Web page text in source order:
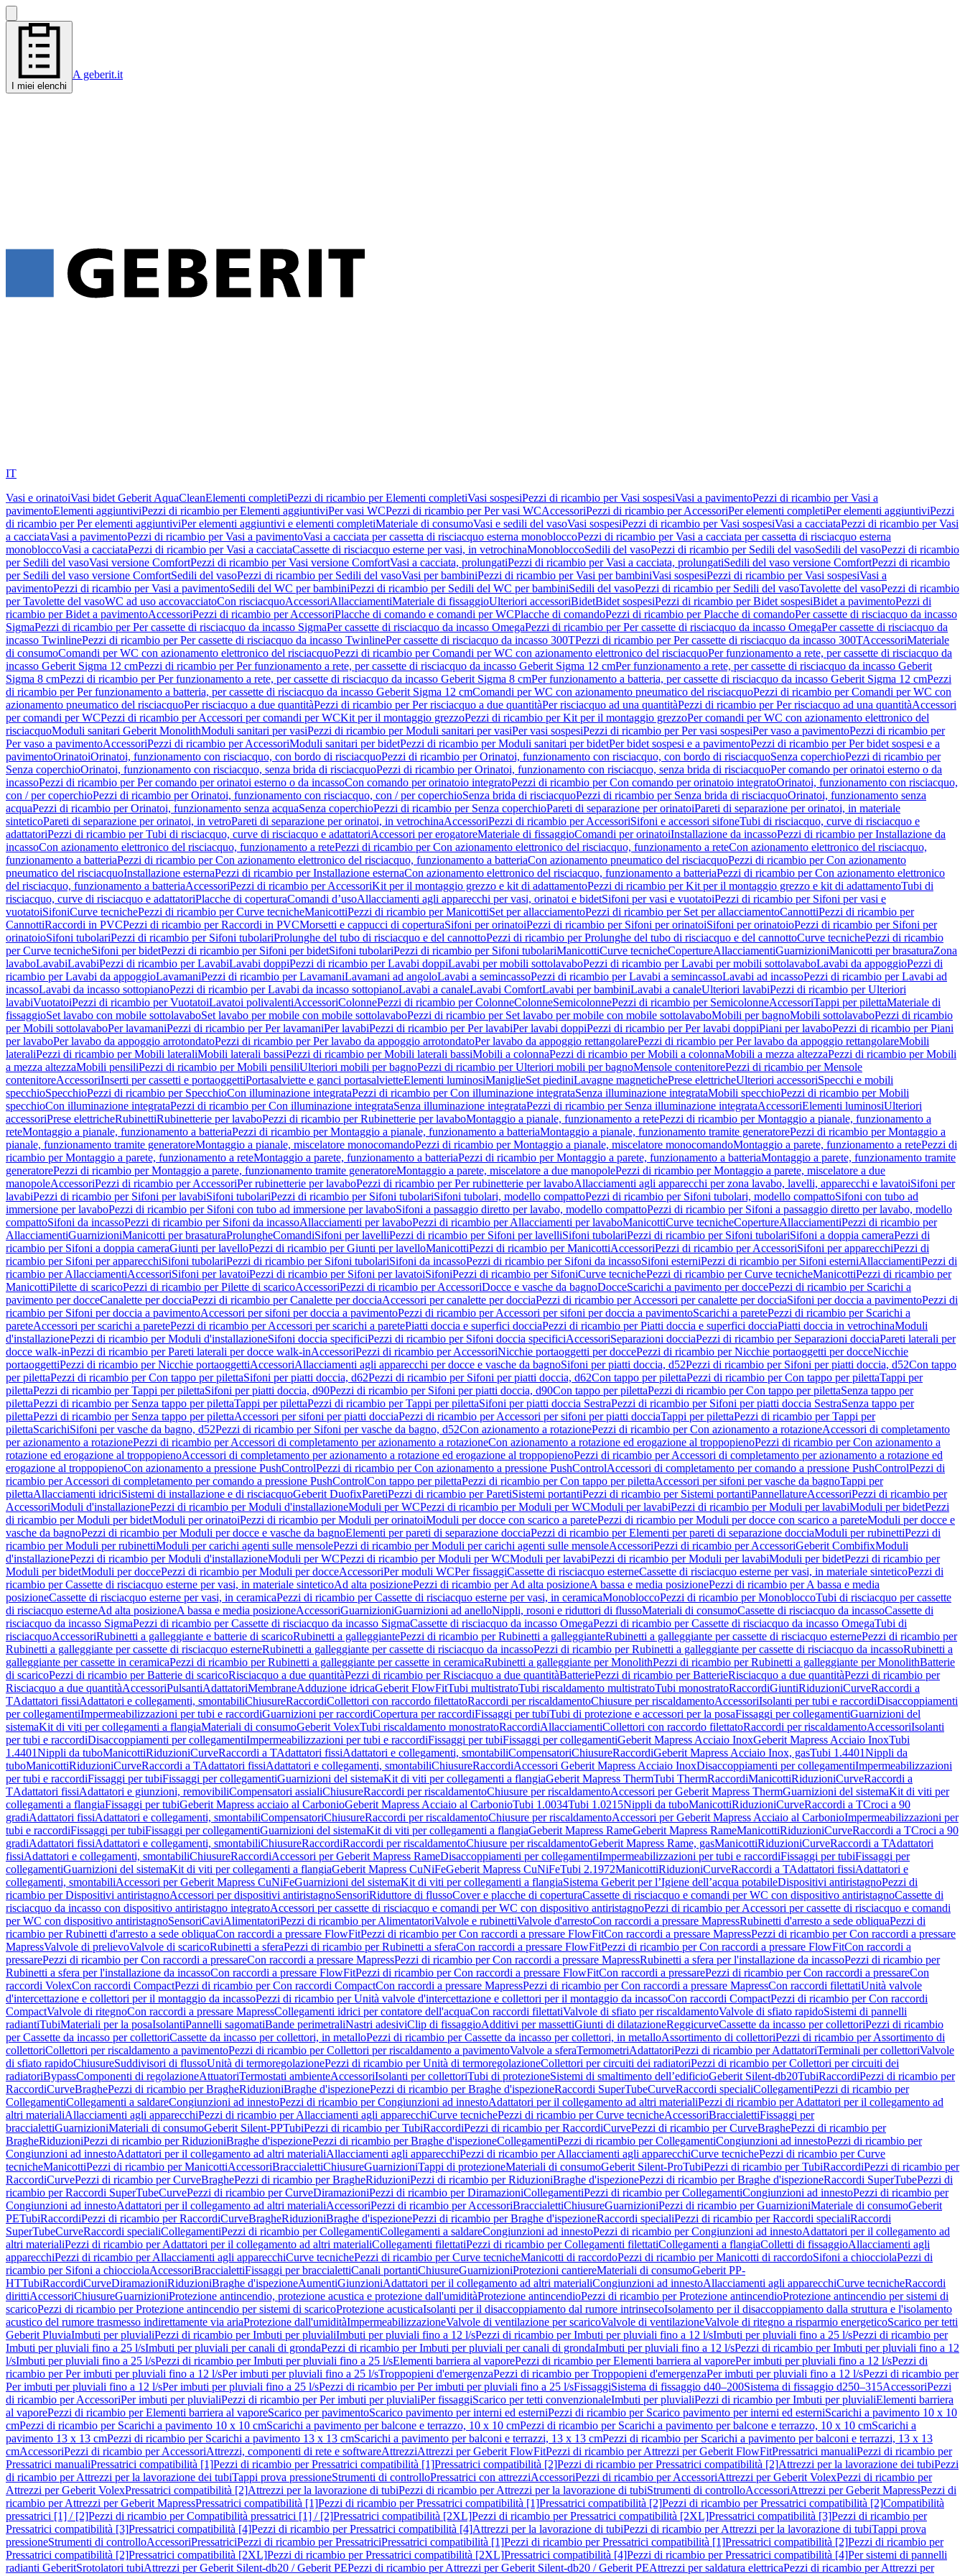
I miei elenchi
A geberit.it
IT
Vasi e orinatoiVasi bidet Geberit AquaCleanElementi completiPezzi di ricambio per Elementi completiVasi sospesiPezzi di ricambio per Vasi sospesiVasi a pavimentoPezzi di ricambio per Vasi a
pavimentoElementi aggiuntiviPezzi di ricambio per Elementi aggiuntiviPer vasi WCPezzi di ricambio per Per vasi WCAccessoriPezzi di ricambio per AccessoriPer elementi completiPer elementi aggiuntiviPezzi
di ricambio per Per elementi aggiuntiviPer elementi aggiuntivi e elementi completiMateriale di consumoVasi e sedili del vasoVasi sospesiPezzi di ricambio per Vasi sospesiVasi a cacciataPezzi di ricambio per Vasi
a cacciataVasi a pavimentoPezzi di ricambio per Vasi a pavimentoVasi a cacciata per cassetta di risciacquo esterna monobloccoPezzi di ricambio per Vasi a cacciata per cassetta di risciacquo esterna
monobloccoVasi a cacciataPezzi di ricambio per Vasi a cacciataCassette di risciacquo esterne per vasi, in vetrochinaMonobloccoSedili del vasoPezzi di ricambio per Sedili del vasoSedili del vasoPezzi di ricambio
per Sedili del vasoVasi versione ComfortPezzi di ricambio per Vasi versione ComfortVasi a cacciata, prolungatiPezzi di ricambio per Vasi a cacciata, prolungatiSedili del vaso versione ComfortPezzi di ricambio
per Sedili del vaso versione ComfortSedili del vasoPezzi di ricambio per Sedili del vasoVasi per bambiniPezzi di ricambio per Vasi per bambiniVasi sospesiPezzi di ricambio per Vasi sospesiVasi a
pavimentoPezzi di ricambio per Vasi a pavimentoSedili del WC per bambiniPezzi di ricambio per Sedili del WC per bambiniSedili del vasoPezzi di ricambio per Sedili del vasoTavolette del vasoPezzi di ricambio
per Tavolette del vasoWC ad uso accovacciatoCon risciacquoAccessoriAllacciamentiMateriale di fissaggioUlteriori accessoriBidetBidet sospesiPezzi di ricambio per Bidet sospesiBidet a pavimentoPezzi di
ricambio per Bidet a pavimentoAccessoriPezzi di ricambio per AccessoriPlacche di comando e comandi per WCPlacche di comandoPezzi di ricambio per Placche di comandoPer cassette di risciacquo da incasso
SigmaPezzi di ricambio per Per cassette di risciacquo da incasso SigmaPer cassette di risciacquo da incasso OmegaPezzi di ricambio per Per cassette di risciacquo da incasso OmegaPer cassette di risciacquo da
incasso TwinlinePezzi di ricambio per Per cassette di risciacquo da incasso TwinlinePer cassette di risciacquo da incasso 300TPezzi di ricambio per Per cassette di risciacquo da incasso 300TAccessoriMateriale
di consumoComandi per WC con azionamento elettronico del risciacquoPezzi di ricambio per Comandi per WC con azionamento elettronico del risciacquoPer funzionamento a rete, per cassette di risciacquo da
incasso Geberit Sigma 12 cmPezzi di ricambio per Per funzionamento a rete, per cassette di risciacquo da incasso Geberit Sigma 12 cmPer funzionamento a rete, per cassette di risciacquo da incasso Geberit
Sigma 8 cmPezzi di ricambio per Per funzionamento a rete, per cassette di risciacquo da incasso Geberit Sigma 8 cmPer funzionamento a batteria, per cassette di risciacquo da incasso Geberit Sigma 12 cmPezzi
di ricambio per Per funzionamento a batteria, per cassette di risciacquo da incasso Geberit Sigma 12 cmComandi per WC con azionamento pneumatico del risciacquoPezzi di ricambio per Comandi per WC con
azionamento pneumatico del risciacquoPer risciacquo a due quantitàPezzi di ricambio per Per risciacquo a due quantitàPer risciacquo ad una quantitàPezzi di ricambio per Per risciacquo ad una quantitàAccessori
per comandi per WCPezzi di ricambio per Accessori per comandi per WCKit per il montaggio grezzoPezzi di ricambio per Kit per il montaggio grezzoPer comandi per WC con azionamento elettronico del
risciacquoModuli sanitari Geberit MonolithModuli sanitari per vasiPezzi di ricambio per Moduli sanitari per vasiPer vasi sospesiPezzi di ricambio per Per vasi sospesiPer vaso a pavimentoPezzi di ricambio per
Per vaso a pavimentoAccessoriPezzi di ricambio per AccessoriModuli sanitari per bidetPezzi di ricambio per Moduli sanitari per bidetPer bidet sospesi e a pavimentoPezzi di ricambio per Per bidet sospesi e a
pavimentoOrinatoiOrinatoi, funzionamento con risciacquo, con bordo di risciacquoPezzi di ricambio per Orinatoi, funzionamento con risciacquo, con bordo di risciacquoSenza coperchioPezzi di ricambio per
Senza coperchioOrinatoi, funzionamento con risciacquo, senza brida di risciacquoPezzi di ricambio per Orinatoi, funzionamento con risciacquo, senza brida di risciacquoPer comando per orinatoi esterno o da
incassoPezzi di ricambio per Per comando per orinatoi esterno o da incassoCon comando per orinatoio integratoPezzi di ricambio per Con comando per orinatoio integratoOrinatoi, funzionamento con risciacquo,
con / per coperchioPezzi di ricambio per Orinatoi, funzionamento con risciacquo, con / per coperchioSenza brida di risciacquoPezzi di ricambio per Senza brida di risciacquoOrinatoi, funzionamento senza
acquaPezzi di ricambio per Orinatoi, funzionamento senza acquaSenza coperchioPezzi di ricambio per Senza coperchioPareti di separazione per orinatoiPareti di separazione per orinatoi, in materiale
sinteticoPareti di separazione per orinatoi, in vetroPareti di separazione per orinatoi, in vetrochinaAccessoriPezzi di ricambio per AccessoriSifoni e accessori sifoneTubi di risciacquo, curve di risciacquo e
adattatoriPezzi di ricambio per Tubi di risciacquo, curve di risciacquo e adattatoriAccessori per erogatoreMateriale di fissaggioComandi per orinatoiInstallazione da incassoPezzi di ricambio per Installazione da
incassoCon azionamento elettronico del risciacquo, funzionamento a retePezzi di ricambio per Con azionamento elettronico del risciacquo, funzionamento a reteCon azionamento elettronico del risciacquo,
funzionamento a batteriaPezzi di ricambio per Con azionamento elettronico del risciacquo, funzionamento a batteriaCon azionamento pneumatico del risciacquoPezzi di ricambio per Con azionamento
pneumatico del risciacquoInstallazione esternaPezzi di ricambio per Installazione esternaCon azionamento elettronico del risciacquo, funzionamento a batteriaPezzi di ricambio per Con azionamento elettronico
del risciacquo, funzionamento a batteriaAccessoriPezzi di ricambio per AccessoriKit per il montaggio grezzo e kit di adattamentoPezzi di ricambio per Kit per il montaggio grezzo e kit di adattamentoTubi di
risciacquo, curve di risciacquo e adattatoriPlacche di coperturaComandi d’usoAllacciamenti agli apparecchi per vasi, orinatoi e bidetSifoni per vasi e vuotatoiPezzi di ricambio per Sifoni per vasi e
vuotatoiSifoniCurve tecnichePezzi di ricambio per Curve tecnicheManicottiPezzi di ricambio per ManicottiSet per allacciamentoPezzi di ricambio per Set per allacciamentoCannottiPezzi di ricambio per
CannottiRaccordi in PVCPezzi di ricambio per Raccordi in PVCMorsetti e cappucci di coperturaSifoni per orinatoiPezzi di ricambio per Sifoni per orinatoiSifoni per orinatoioPezzi di ricambio per Sifoni per
orinatoioSifoni tubolariPezzi di ricambio per Sifoni tubolariProlunghe del tubo di risciacquo e del cannottoPezzi di ricambio per Prolunghe del tubo di risciacquo e del cannottoCurve tecnichePezzi di ricambio
per Curve tecnicheSifoni per bidetPezzi di ricambio per Sifoni per bidetSifoni tubolariPezzi di ricambio per Sifoni tubolariManicottiCurve tecnicheCopertureAllacciamentiGuarnizioniManicotti per brasaturaZona
lavaboLavabiLavabiPezzi di ricambio per LavabiLavabi doppiPezzi di ricambio per Lavabi doppiLavabi per mobili sottolavaboPezzi di ricambio per Lavabi per mobili sottolavaboLavabi da appoggioPezzi di
ricambio per Lavabi da appoggioLavamaniPezzi di ricambio per LavamaniLavamani ad angoloLavabi a semincassoPezzi di ricambio per Lavabi a semincassoLavabi ad incassoPezzi di ricambio per Lavabi ad
incassoLavabi da incasso sottopianoPezzi di ricambio per Lavabi da incasso sottopianoLavabi a canaleLavabi ComfortLavabi per bambiniLavabi a canaleUlteriori lavabiPezzi di ricambio per Ulteriori
lavabiVuotatoiPezzi di ricambio per VuotatoiLavatoi polivalentiAccessoriColonnePezzi di ricambio per ColonneColonneSemicolonnePezzi di ricambio per SemicolonneAccessoriTappi per pilettaMateriale di
fissaggioSet lavabo con mobile sottolavaboSet lavabo per mobile con mobile sottolavaboPezzi di ricambio per Set lavabo per mobile con mobile sottolavaboMobili per bagnoMobili sottolavaboPezzi di ricambio
per Mobili sottolavaboPer lavamaniPezzi di ricambio per Per lavamaniPer lavabiPezzi di ricambio per Per lavabiPer lavabi doppiPezzi di ricambio per Per lavabi doppiPiani per lavaboPezzi di ricambio per Piani
per lavaboPer lavabo da appoggio arrotondatoPezzi di ricambio per Per lavabo da appoggio arrotondatoPer lavabo da appoggio rettangolarePezzi di ricambio per Per lavabo da appoggio rettangolareMobili
lateraliPezzi di ricambio per Mobili lateraliMobili laterali bassiPezzi di ricambio per Mobili laterali bassiMobili a colonnaPezzi di ricambio per Mobili a colonnaMobili a mezza altezzaPezzi di ricambio per Mobili
a mezza altezzaMobili pensiliPezzi di ricambio per Mobili pensiliUlteriori mobili per bagnoPezzi di ricambio per Ulteriori mobili per bagnoMensole contenitorePezzi di ricambio per Mensole
contenitoreAccessoriInserti per cassetti e portaoggettiPortasalviette e ganci portasalvietteElementi luminosiManiglieSet piediniLavagne magnetichePrese elettricheUlteriori accessoriSpecchi e mobili
specchioSpecchioPezzi di ricambio per SpecchioCon illuminazione integrataPezzi di ricambio per Con illuminazione integrataSenza illuminazione integrataMobili specchioPezzi di ricambio per Mobili
specchioCon illuminazione integrataPezzi di ricambio per Con illuminazione integrataSenza illuminazione integrataPezzi di ricambio per Senza illuminazione integrataAccessoriElementi luminosiUlteriori
accessoriPrese elettricheRubinettiRubinetterie per lavaboPezzi di ricambio per Rubinetterie per lavaboMontaggio a pianale, funzionamento a retePezzi di ricambio per Montaggio a pianale, funzionamento a
reteMontaggio a pianale, funzionamento a batteriaPezzi di ricambio per Montaggio a pianale, funzionamento a batteriaMontaggio a pianale, funzionamento tramite generatorePezzi di ricambio per Montaggio a
pianale, funzionamento tramite generatoreMontaggio a pianale, miscelatore monocomandoPezzi di ricambio per Montaggio a pianale, miscelatore monocomandoMontaggio a parete, funzionamento a retePezzi di
ricambio per Montaggio a parete, funzionamento a reteMontaggio a parete, funzionamento a batteriaPezzi di ricambio per Montaggio a parete, funzionamento a batteriaMontaggio a parete, funzionamento tramite
generatorePezzi di ricambio per Montaggio a parete, funzionamento tramite generatoreMontaggio a parete, miscelatore a due manopolePezzi di ricambio per Montaggio a parete, miscelatore a due
manopoleAccessoriPezzi di ricambio per AccessoriPer rubinetterie per lavaboPezzi di ricambio per Per rubinetterie per lavaboAllacciamenti agli apparecchi per zona lavabo, lavelli, apparecchi e lavatoiSifoni per
lavabiPezzi di ricambio per Sifoni per lavabiSifoni tubolariPezzi di ricambio per Sifoni tubolariSifoni tubolari, modello compattoPezzi di ricambio per Sifoni tubolari, modello compattoSifoni con tubo ad
immersione per lavaboPezzi di ricambio per Sifoni con tubo ad immersione per lavaboSifoni a passaggio diretto per lavabo, modello compattoPezzi di ricambio per Sifoni a passaggio diretto per lavabo, modello
compattoSifoni da incassoPezzi di ricambio per Sifoni da incassoAllacciamenti per lavaboPezzi di ricambio per Allacciamenti per lavaboManicottiCurve tecnicheCopertureAllacciamentiPezzi di ricambio per
AllacciamentiGuarnizioniManicotti per brasaturaProlungheComandiSifoni per lavelliPezzi di ricambio per Sifoni per lavelliSifoni tubolariPezzi di ricambio per Sifoni tubolariSifoni a doppia cameraPezzi di
ricambio per Sifoni a doppia cameraGiunti per lavelloPezzi di ricambio per Giunti per lavelloManicottiPezzi di ricambio per ManicottiAccessoriPezzi di ricambio per AccessoriSifoni per apparecchiPezzi di
ricambio per Sifoni per apparecchiSifoni tubolariPezzi di ricambio per Sifoni tubolariSifoni da incassoPezzi di ricambio per Sifoni da incassoSifoni esterniPezzi di ricambio per Sifoni esterniAllacciamentiPezzi di
ricambio per AllacciamentiAccessoriSifoni per lavatoiPezzi di ricambio per Sifoni per lavatoiSifoniPezzi di ricambio per SifoniCurve tecnichePezzi di ricambio per Curve tecnicheManicottiPezzi di ricambio per
ManicottiPilette di scaricoPezzi di ricambio per Pilette di scaricoAccessoriPezzi di ricambio per AccessoriDocce e vasche da bagnoDocceScarichi a pavimento per doccePezzi di ricambio per Scarichi a
pavimento per docceCanalette per docciaPezzi di ricambio per Canalette per docciaAccessori per canalette per docciaPezzi di ricambio per Accessori per canalette per docciaSifoni per doccia a pavimentoPezzi di
ricambio per Sifoni per doccia a pavimentoAccessori per sifoni per doccia a pavimentoPezzi di ricambio per Accessori per sifoni per doccia a pavimentoScarichi a paretePezzi di ricambio per Scarichi a
pareteAccessori per scarichi a paretePezzi di ricambio per Accessori per scarichi a paretePiatti doccia e superfici docciaPezzi di ricambio per Piatti doccia e superfici docciaPiatti doccia in vetrochinaModuli
d'installazionePezzi di ricambio per Moduli d'installazioneSifoni doccia specificiPezzi di ricambio per Sifoni doccia specificiAccessoriSeparazioni docciaPezzi di ricambio per Separazioni docciaPareti laterali per
docce walk-inPezzi di ricambio per Pareti laterali per docce walk-inAccessoriPezzi di ricambio per AccessoriNicchie portaoggetti per doccePezzi di ricambio per Nicchie portaoggetti per docceNicchie
portaoggettiPezzi di ricambio per Nicchie portaoggettiAccessoriAllacciamenti agli apparecchi per docce e vasche da bagnoSifoni per piatti doccia, d52Pezzi di ricambio per Sifoni per piatti doccia, d52Con tappo
per pilettaPezzi di ricambio per Con tappo per pilettaSifoni per piatti doccia, d62Pezzi di ricambio per Sifoni per piatti doccia, d62Con tappo per pilettaPezzi di ricambio per Con tappo per pilettaTappi per
pilettaPezzi di ricambio per Tappi per pilettaSifoni per piatti doccia, d90Pezzi di ricambio per Sifoni per piatti doccia, d90Con tappo per pilettaPezzi di ricambio per Con tappo per pilettaSenza tappo per
pilettaPezzi di ricambio per Senza tappo per pilettaTappi per pilettaPezzi di ricambio per Tappi per pilettaSifoni per piatti doccia SestraPezzi di ricambio per Sifoni per piatti doccia SestraSenza tappo per
pilettaPezzi di ricambio per Senza tappo per pilettaAccessori per sifoni per piatti docciaPezzi di ricambio per Accessori per sifoni per piatti docciaTappi per pilettaPezzi di ricambio per Tappi per
pilettaScarichiSifoni per vasche da bagno, d52Pezzi di ricambio per Sifoni per vasche da bagno, d52Con azionamento a rotazionePezzi di ricambio per Con azionamento a rotazioneAccessori di completamento
per azionamento a rotazionePezzi di ricambio per Accessori di completamento per azionamento a rotazioneCon azionamento a rotazione ed erogazione al troppopienoPezzi di ricambio per Con azionamento a
rotazione ed erogazione al troppopienoAccessori di completamento per azionamento a rotazione ed erogazione al troppopienoPezzi di ricambio per Accessori di completamento per azionamento a rotazione ed
erogazione al troppopienoCon azionamento a pressione PushControlPezzi di ricambio per Con azionamento a pressione PushControlAccessori di completamento per comando a pressione PushControlPezzi di
ricambio per Accessori di completamento per comando a pressione PushControlCon tappo per pilettaPezzi di ricambio per Con tappo per pilettaAccessori per sifoni per vasche da bagnoTappi per
pilettaAllacciamenti idriciSistemi di installazione e di risciacquoGeberit DuofixParetiPezzi di ricambio per ParetiSistemi portantiPezzi di ricambio per Sistemi portantiPannellatureAccessoriPezzi di ricambio per
AccessoriModuli d'installazionePezzi di ricambio per Moduli d'installazioneModuli per WCPezzi di ricambio per Moduli per WCModuli per lavabiPezzi di ricambio per Moduli per lavabiModuli per bidetPezzi
di ricambio per Moduli per bidetModuli per orinatoiPezzi di ricambio per Moduli per orinatoiModuli per docce con scarico a paretePezzi di ricambio per Moduli per docce con scarico a pareteModuli per docce e
vasche da bagnoPezzi di ricambio per Moduli per docce e vasche da bagnoElementi per pareti di separazione docciaPezzi di ricambio per Elementi per pareti di separazione docciaModuli per rubinettiPezzi di
ricambio per Moduli per rubinettiModuli per carichi agenti sulle mensolePezzi di ricambio per Moduli per carichi agenti sulle mensoleAccessoriPezzi di ricambio per AccessoriGeberit CombifixModuli
d'installazionePezzi di ricambio per Moduli d'installazioneModuli per WCPezzi di ricambio per Moduli per WCModuli per lavabiPezzi di ricambio per Moduli per lavabiModuli per bidetPezzi di ricambio per
Moduli per bidetModuli per doccePezzi di ricambio per Moduli per docceAccessoriPer moduli WCPer fissaggiCassette di risciacquo esterneCassette di risciacquo esterne per vasi, in materiale sinteticoPezzi di
ricambio per Cassette di risciacquo esterne per vasi, in materiale sinteticoAd alta posizionePezzi di ricambio per Ad alta posizioneA bassa e media posizionePezzi di ricambio per A bassa e media
posizioneCassette di risciacquo esterne per vasi, in ceramicaPezzi di ricambio per Cassette di risciacquo esterne per vasi, in ceramicaMonobloccoPezzi di ricambio per MonobloccoTubi di risciacquo per cassette
di risciacquo esterneAd alta posizioneA bassa e media posizioneAccessoriGuarnizioniGuarnizioni ad anelloNippli, rosoni e riduttori di flussoMateriali di consumoCassette di risciacquo da incassoCassette di
risciacquo da incasso SigmaPezzi di ricambio per Cassette di risciacquo da incasso SigmaCassette di risciacquo da incasso OmegaPezzi di ricambio per Cassette di risciacquo da incasso OmegaTubi di
risciacquoAccessoriRubinetti a galleggiante e batterie di scaricoRubinetti a galleggiantePezzi di ricambio per Rubinetti a galleggianteRubinetti a galleggiante per cassette di risciacquo esternePezzi di ricambio per
Rubinetti a galleggiante per cassette di risciacquo esterneRubinetti a galleggiante per cassette di risciacquo da incassoPezzi di ricambio per Rubinetti a galleggiante per cassette di risciacquo da incassoRubinetti a
galleggiante per cassette in ceramicaPezzi di ricambio per Rubinetti a galleggiante per cassette in ceramicaRubinetti a galleggiante per MonolithPezzi di ricambio per Rubinetti a galleggiante per MonolithBatterie
di scaricoPezzi di ricambio per Batterie di scaricoRisciacquo a due quantitàPezzi di ricambio per Risciacquo a due quantitàBatteriePezzi di ricambio per BatterieRisciacquo a due quantitàPezzi di ricambio per
Risciacquo a due quantitàAccessoriPulsantiAdattatoriMembraneAdduzione idricaGeberit FlowFitTubi multistratoTubi riscaldamento multistratoTubi monostratoRaccordiGiuntiRiduzioniCurveRaccordi a
TAdattatori fissiAdattatori e collegamenti, smontabiliChiusureRaccordiCollettori con raccordo filettatoRaccordi per riscaldamentoChiusure per riscaldamentoAccessoriIsolanti per tubi e raccordiDisaccoppiamenti
per collegamentiImpermeabilizzazioni per tubi e raccordiGuarnizioni per raccordiCopertura per raccordiFissaggi per tubiTubi di protezione e accessori per la posaFissaggi per collegamentiGuarnizioni del
sistemaKit di viti per collegamenti a flangiaMateriali di consumoGeberit VolexTubi riscaldamento monostratoRaccordiAllacciamentiCollettori con raccordo filettatoRaccordi per riscaldamentoAccessoriIsolanti
per tubi e raccordiDisaccoppiamenti per collegamentiImpermeabilizzazioni per tubi e raccordiFissaggi per tubiFissaggi per collegamentiGeberit Mapress Acciaio InoxGeberit Mapress Acciaio InoxTubi
1.4401Nippli da tuboManicottiRiduzioniCurveRaccordi a TAdattatori fissiAdattatori e collegamenti, smontabiliCompensatoriChiusureRaccordiGeberit Mapress Acciaio Inox, gasTubi 1.4401Nippli da
tuboManicottiRiduzioniCurveRaccordi a TAdattatori fissiAdattatori e collegamenti, smontabiliChiusureRaccordiAccessori Geberit Mapress Acciaio InoxDisaccoppiamenti per collegamentiImpermeabilizzazioni
per tubi e raccordiFissaggi per tubiFissaggi per collegamentiGuarnizioni del sistemaKit di viti per collegamenti a flangiaGeberit Mapress ThermTubi ThermRaccordiManicottiRiduzioniCurveRaccordi a
TAdattatori fissiAdattatori e giunzioni, removibiliCompensatori assialiChiusureRaccordi per riscaldamentoChiusure per riscaldamentoAccessori per Geberit Mapress ThermGuarnizioni del sistemaKit di viti per
collegamenti a flangiaFissaggi per tubiGeberit Mapress acciaio al CarbonioGeberit Mapress Acciaio al CarbonioTubi 1.0034Tubi 1.0215Nippli da tuboManicottiRiduzioniCurveRaccordi a TCroci a 90
gradiAdattatori fissiAdattatori e collegamenti, smontabiliCompensatoriChiusureRaccordi per riscaldamentoChiusure per riscaldamentoAccessori per Geberit Mapress Acciaio al CarbonioImpermeabilizzazioni per
tubi e raccordiFissaggi per tubiFissaggi per collegamentiGuarnizioni del sistemaKit di viti per collegamenti a flangiaGeberit Mapress RameGeberit Mapress RameManicottiRiduzioniCurveRaccordi a TCroci a 90
gradiAdattatori fissiAdattatori e collegamenti, smontabiliChiusureRaccordiRaccordi per riscaldamentoChiusure per riscaldamentoGeberit Mapress Rame, gasManicottiRiduzioniCurveRaccordi a TAdattatori
fissiAdattatori e collegamenti, smontabiliChiusureRaccordiAccessori per Geberit Mapress RameDisaccoppiamenti per collegamentiImpermeabilizzazioni per tubi e raccordiFissaggi per tubiFissaggi per
collegamentiGuarnizioni del sistemaKit di viti per collegamenti a flangiaGeberit Mapress CuNiFeGeberit Mapress CuNiFeTubi 2.1972ManicottiRiduzioniCurveRaccordi a TAdattatori fissiAdattatori e
collegamenti, smontabiliAccessori per Geberit Mapress CuNiFeGuarnizioni del sistemaKit di viti per collegamenti a flangiaSistema Geberit per l’Igiene dell’acqua potabileDispositivi antiristagnoPezzi di
ricambio per Dispositivi antiristagnoAccessori per dispositivi antiristagnoSensoriRiduttore di flussoCover e placche di coperturaCassette di risciacquo e comandi per WC con dispositivo antiristagnoCassette di
risciacquo da incasso con dispositivo antiristagno integratoAccessori per cassette di risciacquo e comandi per WC con dispositivo antiristagnoPezzi di ricambio per Accessori per cassette di risciacquo e comandi
per WC con dispositivo antiristagnoSensoriCaviAlimentatoriPezzi di ricambio per AlimentatoriValvole e rubinettiValvole d'arrestoCon raccordi a pressare MapressRubinetti d'arresto a sede obliquaPezzi di
ricambio per Rubinetti d'arresto a sede obliquaCon raccordi a pressare FlowFitPezzi di ricambio per Con raccordi a pressare FlowFitCon raccordi a pressare MapressPezzi di ricambio per Con raccordi a pressare
MapressValvole di prelievoValvole di scaricoRubinetti a sferaPezzi di ricambio per Rubinetti a sferaCon raccordi a pressare FlowFitPezzi di ricambio per Con raccordi a pressare FlowFitCon raccordi a
pressarePezzi di ricambio per Con raccordi a pressareCon raccordi a pressare MapressPezzi di ricambio per Con raccordi a pressare MapressRubinetti a sfera per l'installazione da incassoPezzi di ricambio per
Rubinetti a sfera per l'installazione da incassoCon raccordi a pressare FlowFitPezzi di ricambio per Con raccordi a pressare FlowFitCon raccordi a pressarePezzi di ricambio per Con raccordi a pressareCon
raccordi VolexCon raccordi CompactPezzi di ricambio per Con raccordi CompactCon raccordi a pressare MapressPezzi di ricambio per Con raccordi a pressare MapressCon raccordi filettatiUnità valvole
d'intercettazione e collettori per il montaggio da incassoPezzi di ricambio per Unità valvole d'intercettazione e collettori per il montaggio da incassoCon raccordi CompactPezzi di ricambio per Con raccordi
CompactValvole di ritegnoCon raccordi a pressare MapressCollegamenti idrici per contatore dell'acquaCon raccordi filettatiValvole di sfiato per riscaldamentoValvole di sfiato rapidoSistemi di pannelli
radiantiTubiMateriali per la posaIsolantiPannelli sagomatiBande perimetraliNastri adesiviClip di fissaggioAdditivi per massettiGiunti di dilatazioneReggicurveCassette da incasso per collettoriPezzi di ricambio
per Cassette da incasso per collettoriCassette da incasso per collettori, in metalloPezzi di ricambio per Cassette da incasso per collettori, in metalloAssortimento di collettoriPezzi di ricambio per Assortimento di
collettoriCollettori per riscaldamento a pavimentoPezzi di ricambio per Collettori per riscaldamento a pavimentoValvole a sferaTermometriAdattatoriPezzi di ricambio per AdattatoriTerminali per collettoriValvole
di sfiato rapidoChiusureSuddivisori di flussoUnità di termoregolazionePezzi di ricambio per Unità di termoregolazioneCollettori per circuiti dei radiatoriPezzi di ricambio per Collettori per circuiti dei
radiatoriBypassComponenti di regolazioneAttuatoriTermostati ambienteAccessoriIsolanti per collettoriTubi di protezioneSistemi di smaltimento dell’edificioGeberit Silent-db20TubiRaccordiPezzi di ricambio per
RaccordiCurveBraghePezzi di ricambio per BragheRiduzioniBraghe d'ispezionePezzi di ricambio per Braghe d'ispezioneRaccordi SuperTubeCurveRaccordi specialiCollegamentiPezzi di ricambio per
CollegamentiCollegamenti a saldareCongiunzioni ad innestoPezzi di ricambio per Congiunzioni ad innestoAdattatori per il collegamento ad altri materialiPezzi di ricambio per Adattatori per il collegamento ad
altri materialiAllacciamenti agli apparecchiPezzi di ricambio per Allacciamenti agli apparecchiCurve tecnichePezzi di ricambio per Curve tecnicheAccessoriBraccialettiFissaggi per
braccialettiGuarnizioniMateriali di consumoGeberit Silent-PPTubiPezzi di ricambio per TubiRaccordiPezzi di ricambio per RaccordiCurvePezzi di ricambio per CurveBraghePezzi di ricambio per
BragheRiduzioniPezzi di ricambio per RiduzioniBraghe d'ispezionePezzi di ricambio per Braghe d'ispezioneCollegamentiPezzi di ricambio per CollegamentiCongiunzioni ad innestoPezzi di ricambio per
Congiunzioni ad innestoAdattatori per il collegamento ad altri materialiAllacciamenti agli apparecchiPezzi di ricambio per Allacciamenti agli apparecchiCurve tecnichePezzi di ricambio per Curve
tecnicheManicottiPezzi di ricambio per ManicottiAccessoriBraccialettiChiusureGuarnizioniTappi di protezioneMateriali di consumoGeberit Silent-ProTubiPezzi di ricambio per TubiRaccordiPezzi di ricambio per
RaccordiCurvePezzi di ricambio per CurveBraghePezzi di ricambio per BragheRiduzioniPezzi di ricambio per RiduzioniBraghe d'ispezionePezzi di ricambio per Braghe d'ispezioneRaccordi SuperTubePezzi di
ricambio per Raccordi SuperTubeCurvePezzi di ricambio per CurveDiramazioniPezzi di ricambio per DiramazioniCollegamentiPezzi di ricambio per CollegamentiCongiunzioni ad innestoPezzi di ricambio per
Congiunzioni ad innestoAdattatori per il collegamento ad altri materialiAccessoriPezzi di ricambio per AccessoriBraccialettiChiusureGuarnizioniPezzi di ricambio per GuarnizioniMateriale di consumoGeberit
PETubiRaccordiPezzi di ricambio per RaccordiCurveBragheRiduzioniBraghe d'ispezionePezzi di ricambio per Braghe d'ispezioneRaccordi specialiPezzi di ricambio per Raccordi specialiRaccordi
SuperTubeCurveRaccordi specialiCollegamentiPezzi di ricambio per CollegamentiCollegamenti a saldareCongiunzioni ad innestoPezzi di ricambio per Congiunzioni ad innestoAdattatori per il collegamento ad
altri materialiPezzi di ricambio per Adattatori per il collegamento ad altri materialiCollegamenti filettatiPezzi di ricambio per Collegamenti filettatiCollegamenti a flangiaColletti di fissaggioAllacciamenti agli
apparecchiPezzi di ricambio per Allacciamenti agli apparecchiCurve tecnichePezzi di ricambio per Curve tecnicheManicotti di raccordoPezzi di ricambio per Manicotti di raccordoSifoni a chiocciolaPezzi di
ricambio per Sifoni a chiocciolaAccessoriBraccialettiFissaggi per braccialettiCanali portantiChiusureGuarnizioniProtezioni cantiereMateriali di consumoGeberit PP-
HTTubiRaccordiCurveDiramazioniRiduzioniBraghe d'ispezioneAumentiGiunzioniAdattatori per il collegamento ad altri materialiCongiunzioni ad innestoAllacciamenti agli apparecchiCurve tecnicheRaccordi
dirittiAccessoriChiusureGuarnizioniProtezione antincendio, protezione acustica e protezione dall'umiditàProtezione antincendioPezzi di ricambio per Protezione antincendioProtezione antincendio per sistemi di
scaricoPezzi di ricambio per Protezione antincendio per sistemi di scaricoProtezione acusticaIsolanti per il disaccoppiamento dal rumore intrinsecoIsolamento per il disaccoppiamento dalla struttura e l'isolamento
acustico del rumore trasmesso indirettamente via ariaProtezione dall'umiditàImpermeabilizzazioneValvole di ventilazione per scaricoValvole di ventilazioneValvole di ritegno a risparmio energeticoScarico per tetti
Geberit PluviaImbuti per pluvialiPezzi di ricambio per Imbuti per pluvialiImbuti per pluviali fino a 12 l/sPezzi di ricambio per Imbuti per pluviali fino a 12 l/sImbuti per pluviali fino a 25 l/sPezzi di ricambio per
Imbuti per pluviali fino a 25 l/sImbuti per pluviali per canali di grondaPezzi di ricambio per Imbuti per pluviali per canali di grondaImbuti per pluviali fino a 12 l/sPezzi di ricambio per Imbuti per pluviali fino a 12
l/sImbuti per pluviali fino a 25 l/sPezzi di ricambio per Imbuti per pluviali fino a 25 l/sElementi barriera al vaporePezzi di ricambio per Elementi barriera al vaporePer imbuti per pluviali fino a 12 l/sPezzi di
ricambio per Per imbuti per pluviali fino a 12 l/sPer imbuti per pluviali fino a 25 l/sTroppopieni d'emergenzaPezzi di ricambio per Troppopieni d'emergenzaPer imbuti per pluviali fino a 12 l/sPezzi di ricambio per
Per imbuti per pluviali fino a 12 l/sPer imbuti per pluviali fino a 25 l/sPezzi di ricambio per Per imbuti per pluviali fino a 25 l/sFissaggiSistema di fissaggio d40–200Sistema di fissaggio d250–315AccessoriPezzi
di ricambio per AccessoriPer imbuti per pluvialiPezzi di ricambio per Per imbuti per pluvialiPer fissaggiScarico per tetti convenzionaleImbuti per pluvialiPezzi di ricambio per Imbuti per pluvialiElementi barriera
al vaporePezzi di ricambio per Elementi barriera al vaporeScarico per pavimentoScarico pavimento per interni ed esterniPezzi di ricambio per Scarico pavimento per interni ed esterniScarichi a pavimento 10 x 10
cmPezzi di ricambio per Scarichi a pavimento 10 x 10 cmScarichi a pavimento per balcone e terrazzo, 10 x 10 cmPezzi di ricambio per Scarichi a pavimento per balcone e terrazzo, 10 x 10 cmScarichi a
pavimento 13 x 13 cmPezzi di ricambio per Scarichi a pavimento 13 x 13 cmScarichi a pavimento per balconi e terrazzi, 13 x 13 cmPezzi di ricambio per Scarichi a pavimento per balconi e terrazzi, 13 x 13
cmAccessoriPezzi di ricambio per AccessoriAttrezzi, componenti di rete e softwareAttrezziAttrezzi per Geberit FlowFitPezzi di ricambio per Attrezzi per Geberit FlowFitPressatrici manualiPezzi di ricambio per
Pressatrici manualiPressatrici compatibilità [1]Pezzi di ricambio per Pressatrici compatibilità [1]Pressatrici compatibilità [2]Pezzi di ricambio per Pressatrici compatibilità [2]Attrezzi per la lavorazione dei tubiPezzi
di ricambio per Attrezzi per la lavorazione dei tubiTappi prova pressioneStrumenti di controlloPressatrici con attrezziAccessoriPezzi di ricambio per AccessoriAttrezzi per Geberit VolexPezzi di ricambio per
Attrezzi per Geberit VolexPressatrici compatibilità [2]Attrezzi per la lavorazione di tubiPezzi di ricambio per Attrezzi per la lavorazione di tubiStrumenti di controlloAccessoriAttrezzi per Geberit MapressPezzi di
ricambio per Attrezzi per Geberit MapressPressatrici compatibilità [1]Pezzi di ricambio per Pressatrici compatibilità [1]Pressatrici compatibilità [2]Pezzi di ricambio per Pressatrici compatibilità [2]Compatibilità
pressatrici [1] / [2]Pezzi di ricambio per Compatibilità pressatrici [1] / [2]Pressatrici compatibilità [2XL]Pezzi di ricambio per Pressatrici compatibilità [2XL]Pressatrici compatibilità [3]Pezzi di ricambio per
Pressatrici compatibilità [3]Pressatrici compatibilità [4]Pezzi di ricambio per Pressatrici compatibilità [4]Attrezzi per la lavorazione di tubiPezzi di ricambio per Attrezzi per la lavorazione di tubiTappi prova
pressioneStrumenti di controlloAccessoriPressatriciPezzi di ricambio per PressatriciPressatrici compatibilità [1]Pezzi di ricambio per Pressatrici compatibilità [1]Pressatrici compatibilità [2]Pezzi di ricambio per
Pressatrici compatibilità [2]Pressatrici compatibilità [2XL]Pezzi di ricambio per Pressatrici compatibilità [2XL]Pressatrici compatibilità [4]Pezzi di ricambio per Pressatrici compatibilità [4]Per sistemi di pannelli
radianti GeberitSrotolatori tubiAttrezzi per Geberit Silent-db20 / Geberit PEPezzi di ricambio per Attrezzi per Geberit Silent-db20 / Geberit PEAttrezzi per saldatura elettricaPezzi di ricambio per Attrezzi per